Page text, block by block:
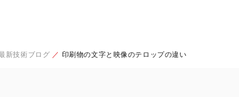
新技術ブログ 印刷物の文字と映像のテロップの違い